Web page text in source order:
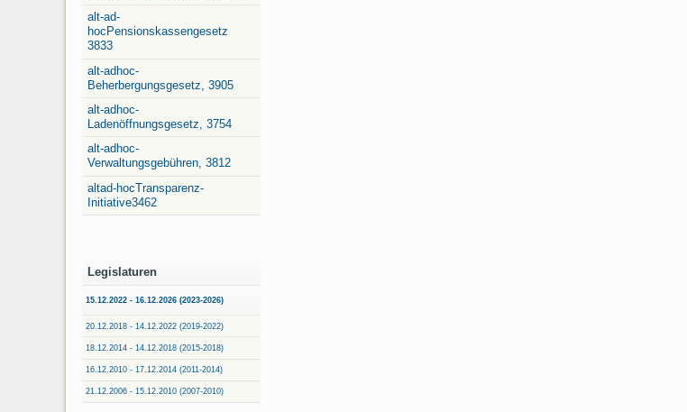
alt-ad-
hocPensionskassengesetz
3833
alt-adhoc-
Beherbergungsgesetz, 3905
alt-adhoc-
Ladenöffnungsgesetz, 3754
alt-adhoc-
Verwaltungsgebühren, 3812
altad-hocTransparenz-
Initiative3462
Legislaturen
15.12.2022 - 16.12.2026 (2023-2026)
20.12.2018 - 14.12.2022 (2019-2022)
18.12.2014 - 14.12.2018 (2015-2018)
16.12.2010 - 17.12.2014 (2011-2014)
21.12.2006 - 15.12.2010 (2007-2010)